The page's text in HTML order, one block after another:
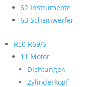
62 Instrumente
63 Scheinwerfer
R50 R69/S
11 Motor
Dichtungen
Zylinderkopf